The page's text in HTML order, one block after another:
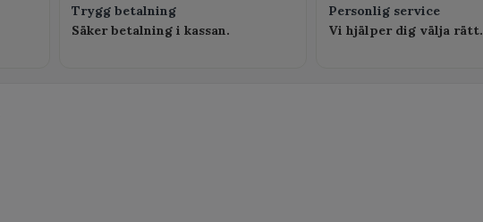
Trygg betalning
Säker betalning i kassan.
Personlig service
Vi hjälper dig välja rätt.